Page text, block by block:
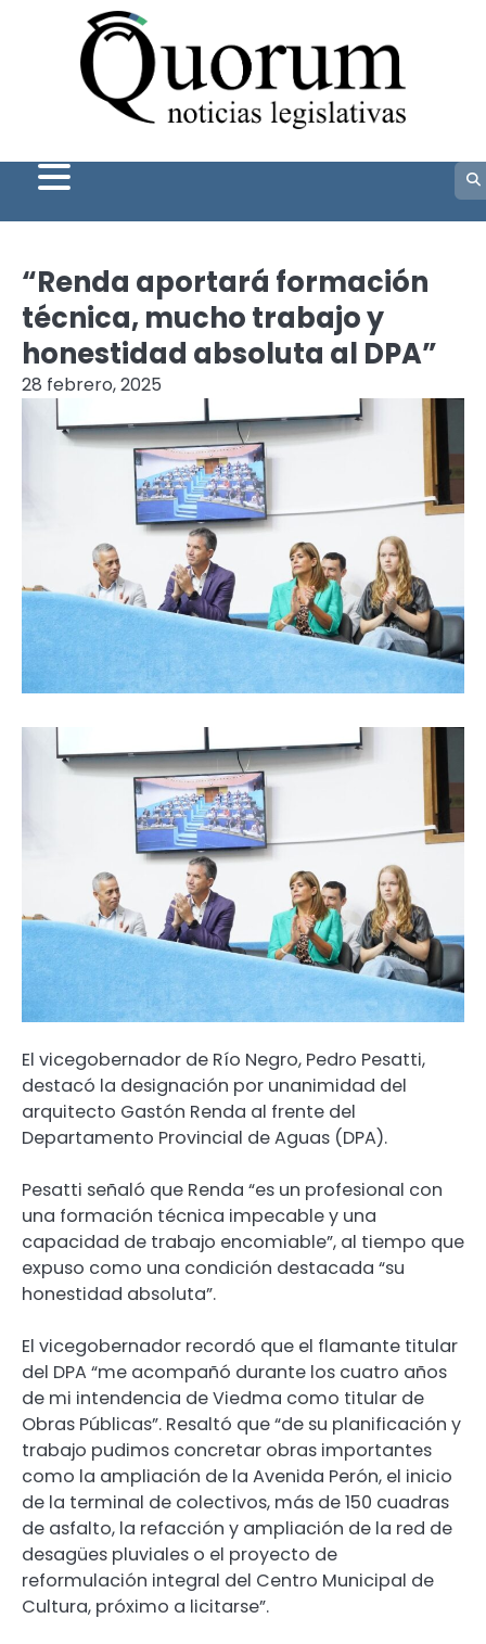
“Renda aportará formación
técnica, mucho trabajo y
honestidad absoluta al DPA”
28 febrero, 2025
El vicegobernador de Río Negro, Pedro Pesatti,
destacó la designación por unanimidad del
arquitecto Gastón Renda al frente del
Departamento Provincial de Aguas (DPA).
Pesatti señaló que Renda “es un profesional con
una formación técnica impecable y una
capacidad de trabajo encomiable”, al tiempo que
expuso como una condición destacada “su
honestidad absoluta”.
El vicegobernador recordó que el flamante titular
del DPA “me acompañó durante los cuatro años
de mi intendencia de Viedma como titular de
Obras Públicas”. Resaltó que “de su planificación y
trabajo pudimos concretar obras importantes
como la ampliación de la Avenida Perón, el inicio
de la terminal de colectivos, más de 150 cuadras
de asfalto, la refacción y ampliación de la red de
desagües pluviales o el proyecto de
reformulación integral del Centro Municipal de
Cultura, próximo a licitarse”.